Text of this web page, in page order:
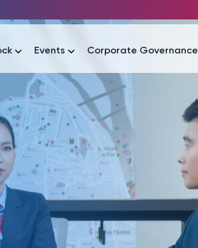
Sự kiện
Events Corporate Governance
Tài liệu